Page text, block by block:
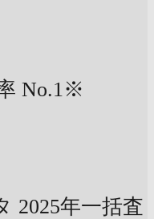
No.1※
2025年一括査